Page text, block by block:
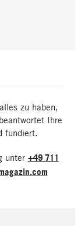
zu haben,
Ihre
fundiert.
unter +49 711